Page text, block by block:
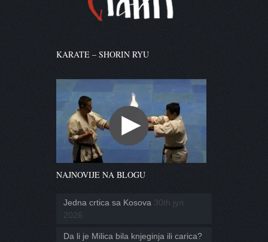
KARATE – SHORIN RYU
NAJNOVIJE NA BLOGU
Jedna crtica sa Kosova 30th јул
2026
Da li je Milica bila knjeginja ili carica?